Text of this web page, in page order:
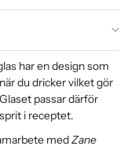
har en design som
du dricker vilket gör
passar därför
i receptet.
medZane